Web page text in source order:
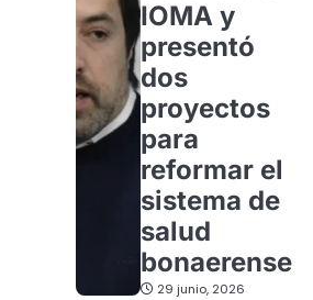
IOMA y
presentó
dos
proyectos
para
reformar el
sistema de
salud
bonaerense
29 junio, 2026